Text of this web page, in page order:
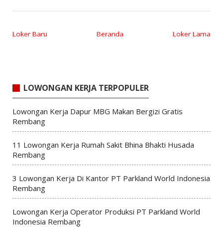
Loker Baru Loker Lama
Beranda
LOWONGAN KERJA TERPOPULER
Lowongan Kerja Dapur MBG Makan Bergizi Gratis
Rembang
11 Lowongan Kerja Rumah Sakit Bhina Bhakti Husada
Rembang
3 Lowongan Kerja Di Kantor PT Parkland World Indonesia
Rembang
Lowongan Kerja Operator Produksi PT Parkland World
Indonesia Rembang